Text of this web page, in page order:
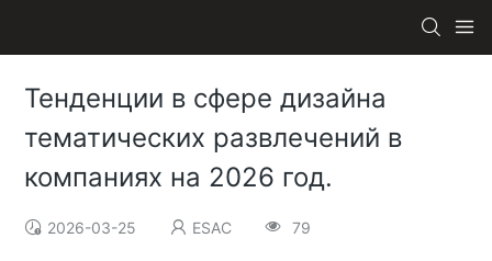
Тенденции в сфере дизайна
тематических развлечений в
компаниях на 2026 год.
2026-03-25 ESAC 79